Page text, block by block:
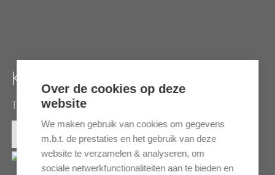
KOM OMBO
Tempels, musea en heilige dieren
MEER INFORMATIE
Over de cookies op deze
website
We maken gebruik van cookies om gegevens
m.b.t. de prestaties en het gebruik van deze
website te verzamelen & analyseren, om
sociale netwerkfunctionaliteiten aan te bieden en